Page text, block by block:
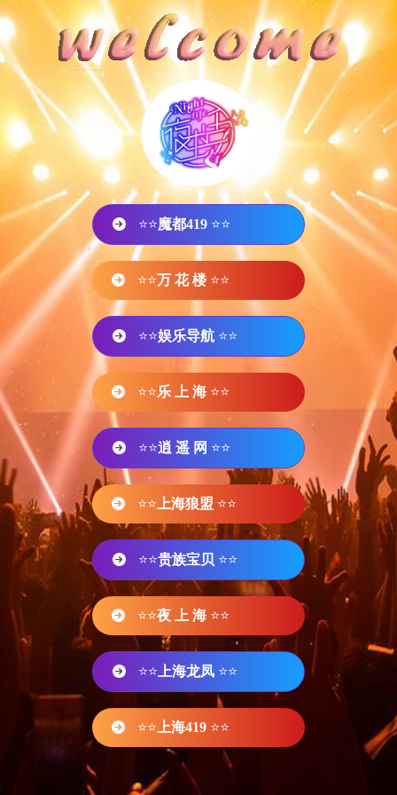
⭐⭐魔都419 ⭐⭐
⭐⭐万 花 楼 ⭐⭐
⭐⭐娱乐导航 ⭐⭐
⭐⭐乐 上 海 ⭐⭐
⭐⭐逍 遥 网 ⭐⭐
⭐⭐ 上海狼盟 ⭐⭐
⭐⭐贵族宝贝 ⭐⭐
⭐⭐夜 上 海 ⭐⭐
⭐⭐ 上海龙凤 ⭐⭐
⭐⭐ 上海419 ⭐⭐